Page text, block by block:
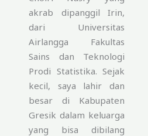
akrab dipanggil Irin,
dari Universitas
Airlangga Fakultas
Sains dan Teknologi
Prodi Statistika. Sejak
kecil, saya lahir dan
besar di Kabupaten
Gresik dalam keluarga
yang bisa dibilang